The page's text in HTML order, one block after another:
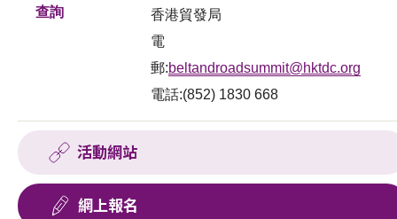
查詢
香港貿發局
電
郵:beltandroadsummit@hktdc.org
電話:(852) 1830 668
活動網站
網上報名